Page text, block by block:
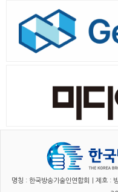
명칭 : 한국방송기술인연합회｜제호 :